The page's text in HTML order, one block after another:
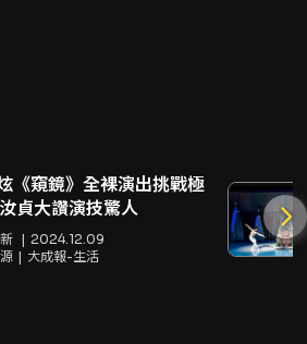
動作，也被置於強調身體重心、
係的當代編排中。此種混融既
彙被重新詮釋的可能。燈光設計
關鍵角色，林育誠以光影的明
助觀眾理解場景轉換與情緒流
是肢體運動的場域，也成為心理
編舞語境中的延展與挑戰；對
《窺鏡》全裸演出挑戰極
貞大讚演技驚人
2024.12.09
大成報-生活